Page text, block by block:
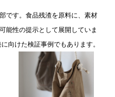
です。食品残渣を原料に、素材
能性の提示として展開していま
向けた検証事例でもあります。